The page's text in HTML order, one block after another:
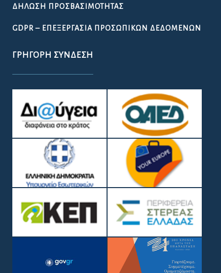
ΔΉΛΩΣΗ ΠΡΟΣΒΑΣΙΜΌΤΗΤΑΣ
GDPR – ΕΠΕΞΕΡΓΑΣΙΑ ΠΡΟΣΩΠΙΚΩΝ ΔΕΔΟΜΕΝΩΝ
ΓΡΉΓΟΡΗ ΣΎΝΔΕΣΗ